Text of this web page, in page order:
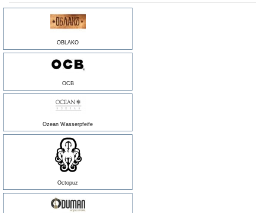
OBLAKO
OCB
Ozean Wasserpfeife
Octopuz